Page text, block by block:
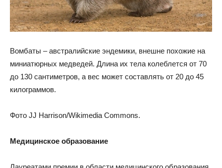
Вомбаты – австралийские эндемики, внешне похожие на
миниатюрных медведей. Длина их тела колеблется от 70
до 130 сантиметров, а вес может составлять от 20 до 45
килограммов.
Фото JJ Harrison/Wikimedia Commons.
Медицинское образование